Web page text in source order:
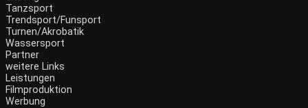
Tanzsport
Trendsport/Funsport
Turnen/Akrobatik
Wassersport
Partner
weitere Links
Leistungen
Filmproduktion
Werbung